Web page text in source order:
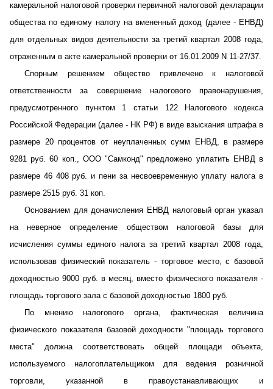
камеральной налоговой проверки первичной налоговой декларации
общества по единому налогу на вмененный доход (далее - ЕНВД)
для отдельных видов деятельности за третий квартал 2008 года,
отраженным в акте камеральной проверки от 16.01.2009 N 11-27/37.
Спорным решением общество привлечено к налоговой
ответственности за совершение налогового правонарушения,
предусмотренного пунктом 1 статьи 122 Налогового кодекса
Российской Федерации (далее - НК РФ) в виде взыскания штрафа в
размере 20 процентов от неуплаченных сумм ЕНВД, в размере
9281 руб. 60 коп., ООО "Самконд" предложено уплатить ЕНВД в
размере 46 408 руб. и пени за несвоевременную уплату налога в
размере 2515 руб. 31 коп.
Основанием для доначисления ЕНВД налоговый орган указал
на неверное определение обществом налоговой базы для
исчисления суммы единого налога за третий квартал 2008 года,
использовав физический показатель - торговое место, с базовой
доходностью 9000 руб. в месяц, вместо физического показателя -
площадь торгового зала с базовой доходностью 1800 руб.
По мнению налогового органа, фактическая величина
физического показателя базовой доходности "площадь торгового
места" должна соответствовать общей площади объекта,
используемого налогоплательщиком для ведения розничной
торговли, указанной в правоустанавливающих и